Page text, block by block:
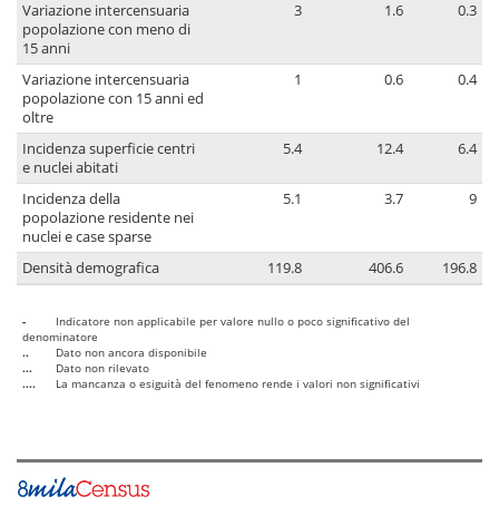
Variazione intercensuaria
popolazione con meno di
15 anni
3 1.6 0.3
Variazione intercensuaria
popolazione con 15 anni ed
oltre
1 0.6 0.4
Incidenza superficie centri
e nuclei abitati
5.4 12.4 6.4
Incidenza della
popolazione residente nei
nuclei e case sparse
5.1 3.7 9
Densità demografica 119.8 406.6 196.8
-
Indicatore non applicabile per valore nullo o poco significativo del
denominatore
..
Dato non ancora disponibile
...
Dato non rilevato
....
La mancanza o esiguità del fenomeno rende i valori non significativi